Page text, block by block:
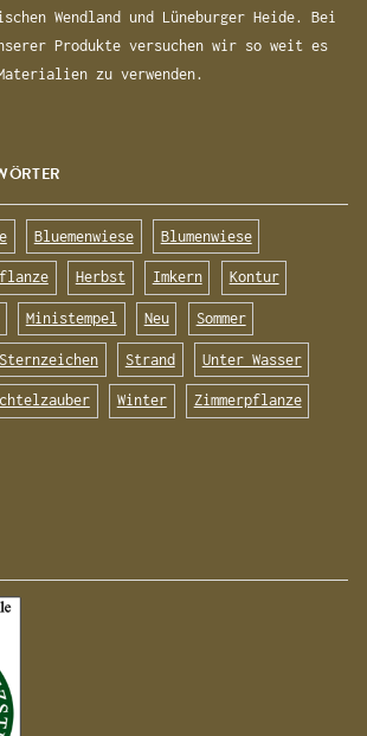
Wendland und Lüneburger Heide. Bei
Produkte versuchen wir so weit es
zu verwenden.
Bluemenwiese Blumenwiese
Herbst Imkern Kontur
Ministempel Neu Sommer
Sternzeichen Strand Unter Wasser
Winter Zimmerpflanze